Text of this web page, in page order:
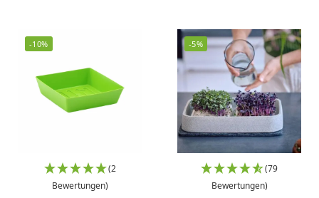
-10%
(2
Bewertungen)
-5%
(79
Bewertungen)